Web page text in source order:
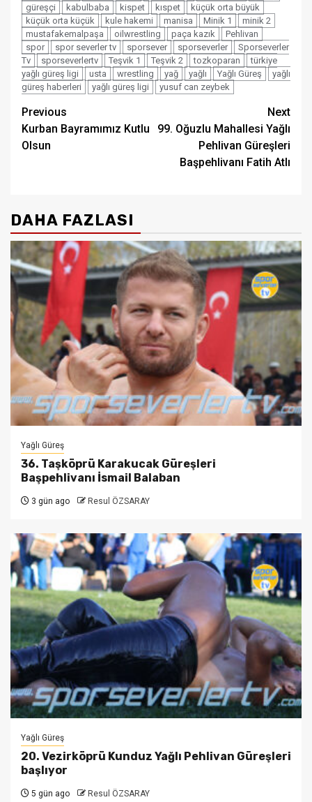
güreşçi
kabulbaba kispet kıspet
küçük orta büyük
küçük orta küçük
kule hakemi manisa Minik 1
minik 2
mustafakemalpaşa
oilwrestling paça kazık
Pehlivan
spor
spor severler tv sporsever sporseverler
Sporseverler
Tv
sporseverlertv Teşvik 1 Teşvik 2 tozkoparan
türkiye
yağlı güreş ligi
usta wrestling yağ yağlı Yağlı Güreş
yağlı
güreş haberleri
yağlı güreş ligi yusuf can zeybek
Post
navigation
Previous
Kurban Bayramımız Kutlu
Olsun
Next
99. Oğuzlu Mahallesi Yağlı
Pehlivan Güreşleri
Başpehlivanı Fatih Atlı
DAHA FAZLASI
Yağlı Güreş
36. Taşköprü Karakucak Güreşleri
Başpehlivanı İsmail Balaban
3 gün ago Resul ÖZSARAY
Yağlı Güreş
20. Vezirköprü Kunduz Yağlı Pehlivan Güreşleri
başlıyor
5 gün ago Resul ÖZSARAY